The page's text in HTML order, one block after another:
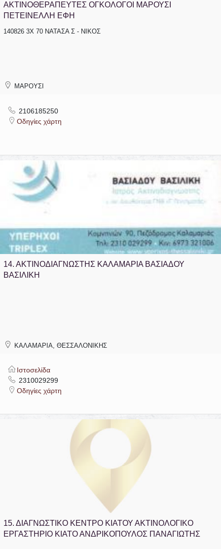
ΑΚΤΙΝΟΘΕΡΑΠΕΥΤΕΣ ΟΓΚΟΛΟΓΟΙ ΜΑΡΟΥΣΙ
ΠΕΤΕΙΝΕΛΛΗ ΕΦΗ
140826 3X 70 ΝΑΤΑΣΑ Σ - ΝΙΚΟΣ
ΜΑΡΟΥΣΙ
2106185250
Οδηγίες χάρτη
14. ΑΚΤΙΝΟΔΙΑΓΝΩΣΤΗΣ ΚΑΛΑΜΑΡΙΑ ΒΑΣΙΑΔΟΥ
ΒΑΣΙΛΙΚΗ
ΚΑΛΑΜΑΡΙΑ, ΘΕΣΣΑΛΟΝΙΚΗΣ
Ιστοσελίδα
2310029299
Οδηγίες χάρτη
15. ΔΙΑΓΝΩΣΤΙΚΟ ΚΕΝΤΡΟ ΚΙΑΤΟΥ ΑΚΤΙΝΟΛΟΓΙΚΟ
ΕΡΓΑΣΤΗΡΙΟ ΚΙΑΤΟ ΑΝΔΡΙΚΟΠΟΥΛΟΣ ΠΑΝΑΓΙΩΤΗΣ